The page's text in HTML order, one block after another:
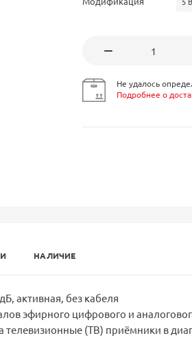
Не удалось
Подробнее о
НАЛИЧИЕ
активная, без кабеля
эфирного цифрового и
телевизионные (ТВ) приёмники в